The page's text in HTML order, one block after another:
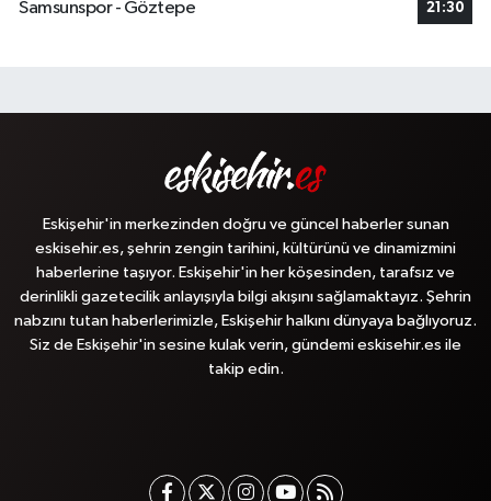
Samsunspor - Göztepe
21:30
Eskişehir'in merkezinden doğru ve güncel haberler sunan
eskisehir.es, şehrin zengin tarihini, kültürünü ve dinamizmini
haberlerine taşıyor. Eskişehir'in her köşesinden, tarafsız ve
derinlikli gazetecilik anlayışıyla bilgi akışını sağlamaktayız. Şehrin
nabzını tutan haberlerimizle, Eskişehir halkını dünyaya bağlıyoruz.
Siz de Eskişehir'in sesine kulak verin, gündemi eskisehir.es ile
takip edin.